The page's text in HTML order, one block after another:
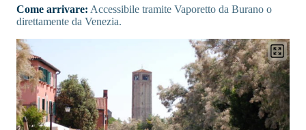
Come arrivare: Accessibile tramite Vaporetto da Burano o
direttamente da Venezia.